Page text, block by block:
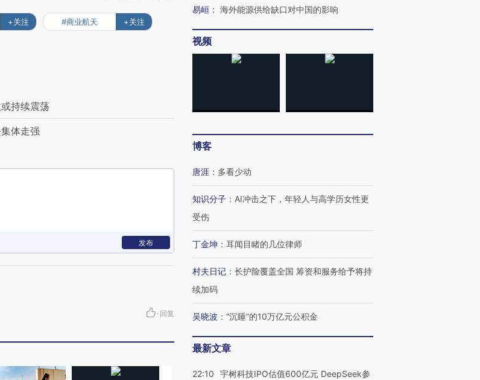
+关注 #商业航天 +关注
持续震荡
体走强
发布
· 回复
易峘 ： 海外能源供给缺口对中国的影响
视频
博客
唐涯 ： 多看少动
知识分子 ： AI冲击之下，年轻人与高学历女性更
受伤
丁金坤 ： 耳闻目睹的几位律师
村夫日记 ： 长护险覆盖全国 筹资和服务给予将持
续加码
吴晓波 ： “沉睡”的10万亿元公积金
最新文章
22:10
宇树科技IPO估值600亿元 DeepSeek参